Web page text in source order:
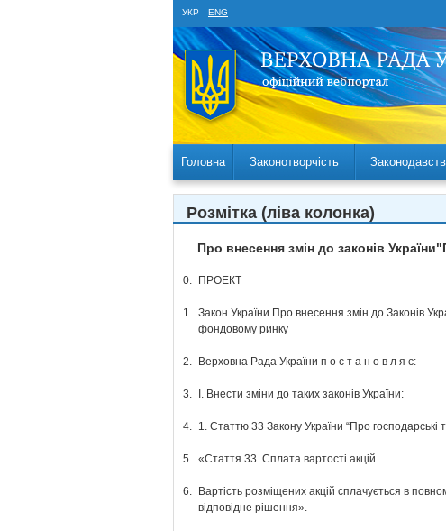
УКР ENG
Головна Законотворчість
Розмітка (ліва колонка)
Про внесення змін до законів
0. ПРОЕКТ
1. Закон України Про внесення змін до Законів
фондовому ринку
2. Верховна Рада України п о с т а н о в л я є:
3. І. Внести зміни до таких законів України:
4. 1. Статтю 33 Закону України “Про господарські
5. «Стаття 33. Сплата вартості акцій
6.
Вартість розміщених акцій сплачується в
відповідне рішення».